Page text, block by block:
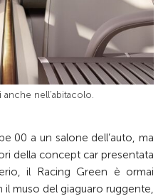
nell’abitacolo.
00 a un salone dell’auto, ma
della concept car presentata
il Racing Green è ormai
muso del giaguaro ruggente,